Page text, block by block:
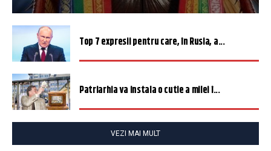
Top 7 expresii pentru care, în Rusia, a...
Patriarhia va instala o cutie a milei î...
VEZI MAI MULT